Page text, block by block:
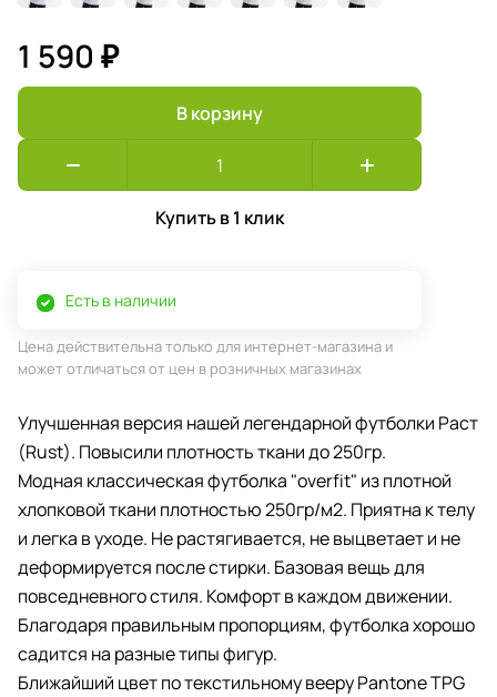
1 590 ₽
В корзину
Купить в 1 клик
Есть в наличии
Цена действительна только для интернет-магазина и
может отличаться от цен в розничных магазинах
Улучшенная версия нашей легендарной футболки Раст
(Rust). Повысили плотность ткани до 250гр.
Модная классическая футболка "overfit" из плотной
хлопковой ткани плотностью 250гр/м2. Приятна к телу
и легка в уходе. Не растягивается, не выцветает и не
деформируется после стирки. Базовая вещь для
повседневного стиля. Комфорт в каждом движении.
Благодаря правильным пропорциям, футболка хорошо
садится на разные типы фигур.
Ближайший цвет по текстильному вееру Pantone TPG